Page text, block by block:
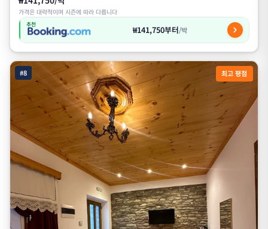
가격은 대략적이며 시즌에 따라 다릅니다
추천 ₩141,750부터/박
#8 최고 평점